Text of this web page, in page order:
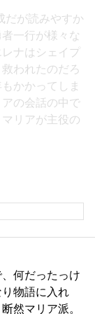
だが読みやすか
一行が様々な
ナはシェイプ
われたのだろ
かかってしま
の会話の中で
リアが主役の
何だったっけ
物語に入れ
然マリア派。